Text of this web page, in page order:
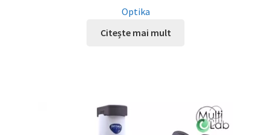
Optika
Citește mai mult